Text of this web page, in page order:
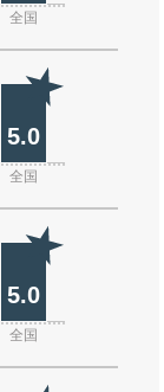
全国
5.0
全国
5.0
全国